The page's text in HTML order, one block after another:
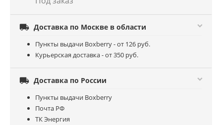
 Доставка по Москве в области
Пункты выдачи Boxberry - от 126 руб.
Курьерская доставка - от 350 руб.
 Доставка по России
Пункты выдачи Boxberry
Почта РФ
ТК Энергия